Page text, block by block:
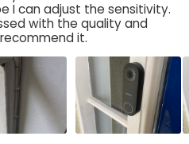
I can adjust the sensitivity.
with the quality and
it.